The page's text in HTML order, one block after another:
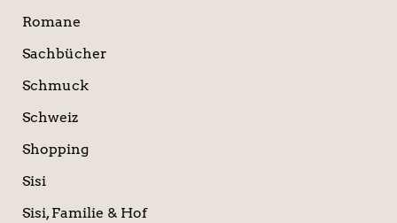
Romane
Sachbücher
Schmuck
Schweiz
Shopping
Sisi
Sisi, Familie & Hof